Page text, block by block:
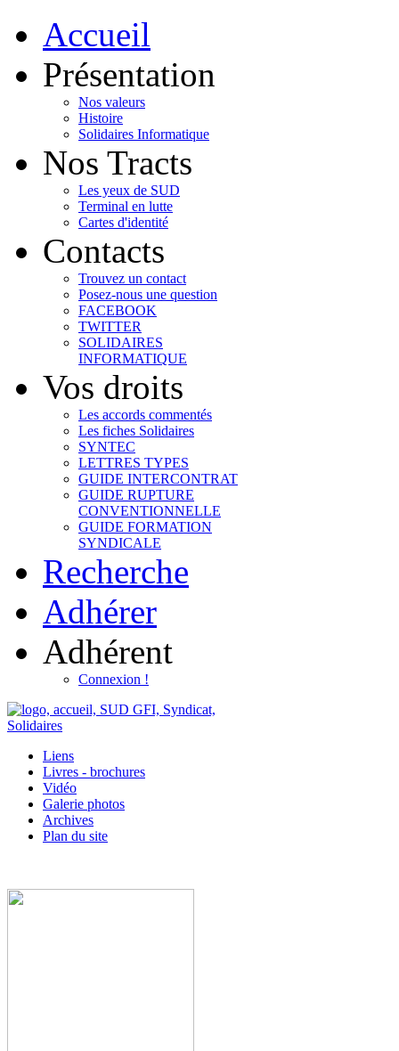
Accueil
Présentation
Nos valeurs
Histoire
Solidaires Informatique
Nos Tracts
Les yeux de SUD
Terminal en lutte
Cartes d'identité
Contacts
Trouvez un contact
Posez-nous une question
FACEBOOK
TWITTER
SOLIDAIRES
INFORMATIQUE
Vos droits
Les accords commentés
Les fiches Solidaires
SYNTEC
LETTRES TYPES
GUIDE INTERCONTRAT
GUIDE RUPTURE
CONVENTIONNELLE
GUIDE FORMATION
SYNDICALE
Recherche
Adhérer
Adhérent
Connexion !
Liens
Livres - brochures
Vidéo
Galerie photos
Archives
Plan du site